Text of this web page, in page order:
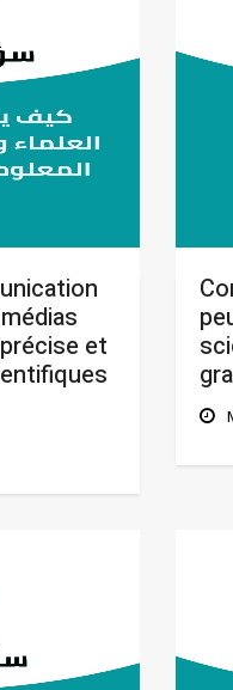
et